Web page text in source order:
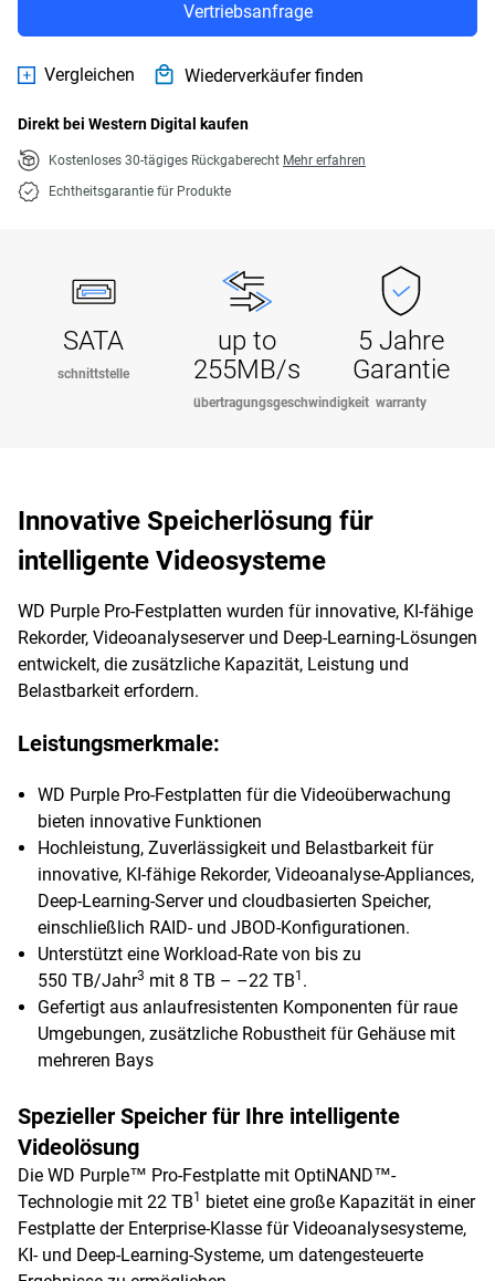
Vertriebsanfrage
Vergleichen Wiederverkäufer finden
Direkt bei Western Digital kaufen
Kostenloses 30-tägiges Rückgaberecht Mehr erfahren
Echtheitsgarantie für Produkte
SATA
schnittstelle
up to
255MB/s
übertragungsgeschwindigkeit
5 Jahre
Garantie
warranty
Innovative Speicherlösung für
intelligente Videosysteme
WD Purple Pro-Festplatten wurden für innovative, KI-fähige
Rekorder, Videoanalyseserver und Deep-Learning-Lösungen
entwickelt, die zusätzliche Kapazität, Leistung und
Belastbarkeit erfordern.
Leistungsmerkmale:
WD Purple Pro-Festplatten für die Videoüberwachung
bieten innovative Funktionen
Hochleistung, Zuverlässigkeit und Belastbarkeit für
innovative, KI-fähige Rekorder, Videoanalyse-Appliances,
Deep-Learning-Server und cloudbasierten Speicher,
einschließlich RAID- und JBOD-Konfigurationen.
Unterstützt eine Workload-Rate von bis zu
550 TB/Jahr3 mit 8 TB – –22 TB1 .
Gefertigt aus anlaufresistenten Komponenten für raue
Umgebungen, zusätzliche Robustheit für Gehäuse mit
mehreren Bays
Spezieller Speicher für Ihre intelligente
Videolösung
Die WD Purple™ Pro-Festplatte mit OptiNAND™-
Technologie mit 22 TB1
bietet eine große Kapazität in einer
Festplatte der Enterprise-Klasse für Videoanalysesysteme,
KI- und Deep-Learning-Systeme, um datengesteuerte